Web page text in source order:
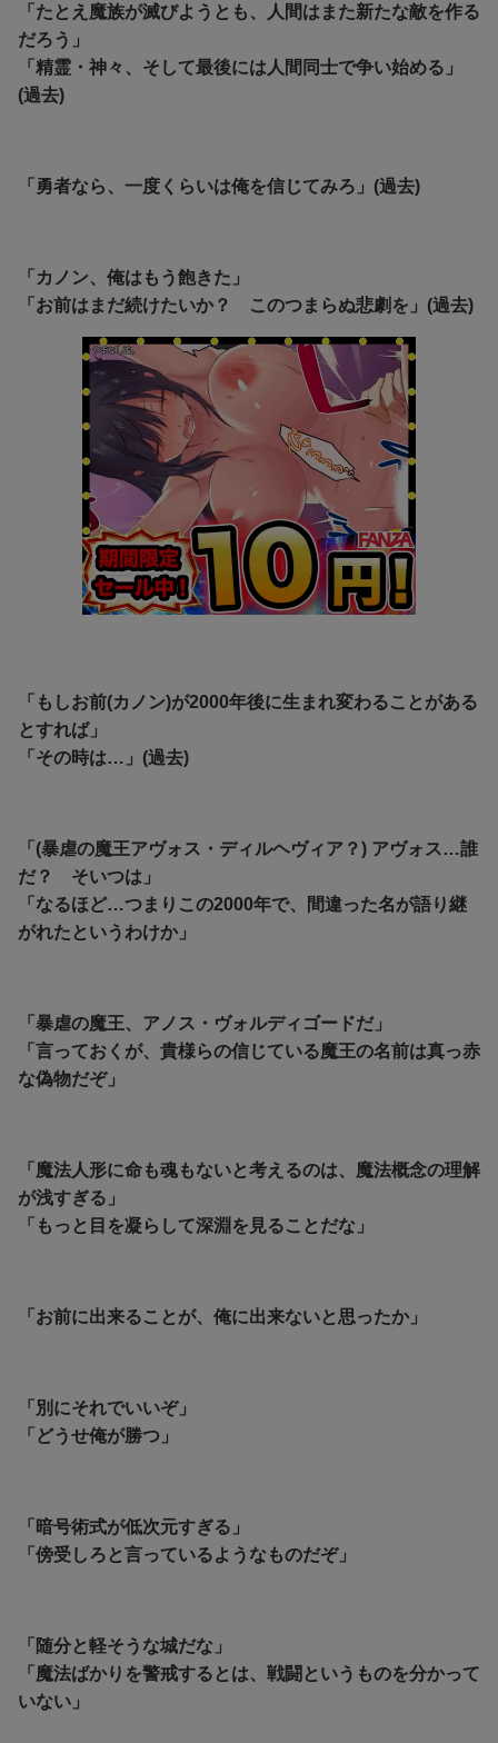
「たとえ魔族が滅びようとも、人間はまた新たな敵を作る
だろう」
「精霊・神々、そして最後には人間同士で争い始める」
(過去)
「勇者なら、一度くらいは俺を信じてみろ」(過去)
「カノン、俺はもう飽きた」
「お前はまだ続けたいか？ このつまらぬ悲劇を」(過去)
「もしお前(カノン)が2000年後に生まれ変わることがある
とすれば」
「その時は…」(過去)
「(暴虐の魔王アヴォス・ディルヘヴィア？) アヴォス…誰
だ？ そいつは」
「なるほど…つまりこの2000年で、間違った名が語り継
がれたというわけか」
「暴虐の魔王、アノス・ヴォルディゴードだ」
「言っておくが、貴様らの信じている魔王の名前は真っ赤
な偽物だぞ」
「魔法人形に命も魂もないと考えるのは、魔法概念の理解
が浅すぎる」
「もっと目を凝らして深淵を見ることだな」
「お前に出来ることが、俺に出来ないと思ったか」
「別にそれでいいぞ」
「どうせ俺が勝つ」
「暗号術式が低次元すぎる」
「傍受しろと言っているようなものだぞ」
「随分と軽そうな城だな」
「魔法ばかりを警戒するとは、戦闘というものを分かって
いない」